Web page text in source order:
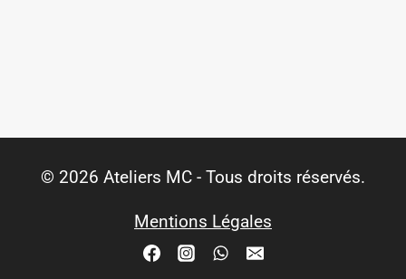
© 2026 Ateliers MC - Tous droits réservés.
Mentions Légales